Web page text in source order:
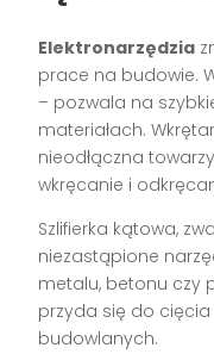
Elektronarzędzia
prace na budowie.
– pozwala na
materiałach.
nieodłączna
wkręcanie i
Szlifierka kątowa,
niezastąpione
metalu, betonu czy
przyda się do
budowlanych.